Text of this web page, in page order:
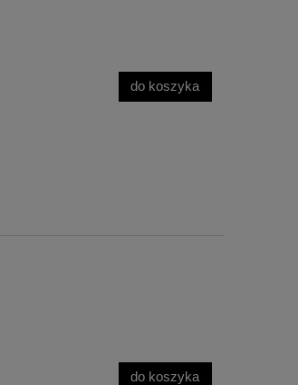
do koszyka
do koszyka